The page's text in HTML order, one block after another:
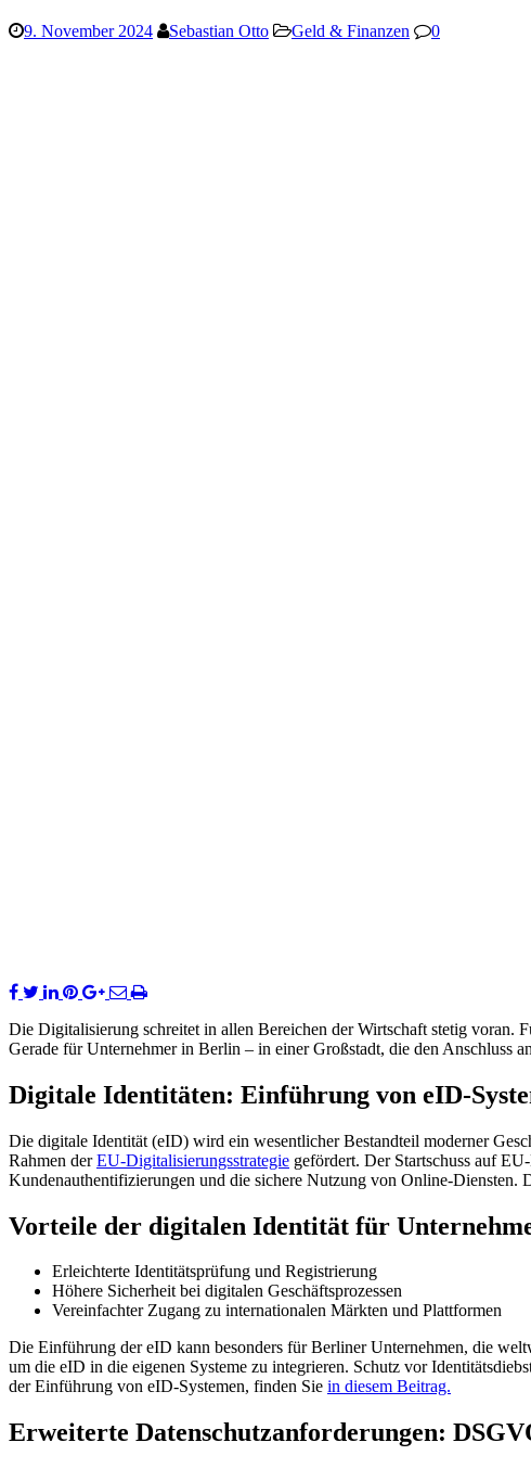
9. November 2024 Sebastian Otto Geld & Finanzen 0
Die Digitalisierung schreitet in allen Bereichen der Wirtschaft stetig voran.
Gerade für Unternehmer in Berlin – in einer Großstadt, die den Anschluss
Digitale Identitäten: Einführung von eID-
Die digitale Identität (eID) wird ein wesentlicher Bestandteil moderner
Rahmen derEU-Digitalisierungsstrategie gefördert. Der Startschuss auf
Kundenauthentifizierungen und die sichere Nutzung von Online-Diensten.
Vorteile der digitalen Identität für
Erleichterte Identitätsprüfung und Registrierung
Höhere Sicherheit bei digitalen Geschäftsprozessen
Vereinfachter Zugang zu internationalen Märkten und Plattformen
Die Einführung der eID kann besonders für Berliner Unternehmen, die
um die eID in die eigenen Systeme zu integrieren. Schutz vor
der Einführung von eID-Systemen, finden Sie in diesem Beitrag.
Erweiterte Datenschutzanforderungen: